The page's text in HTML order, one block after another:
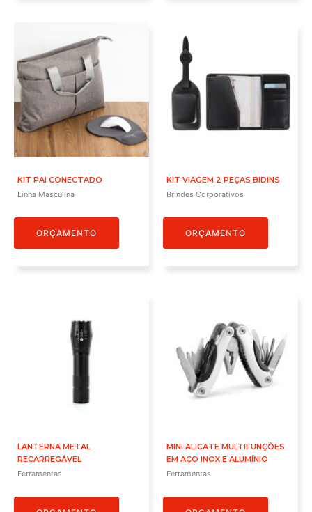
KIT PAI CONECTADO
Linha Masculina
ORÇAMENTO
KIT VIAGEM 2 PEÇAS BIDINS
Brindes Corporativos
ORÇAMENTO
LANTERNA METAL
RECARREGÁVEL
Ferramentas
MINI ALICATE MULTIFUNÇÕES
EM AÇO INOX E ALUMÍNIO
Ferramentas